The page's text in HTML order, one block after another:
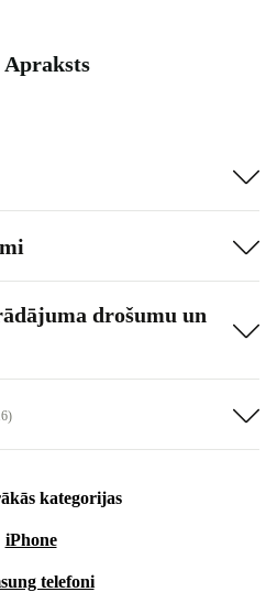
drošumu un
kategorijas
iPhone
telefoni